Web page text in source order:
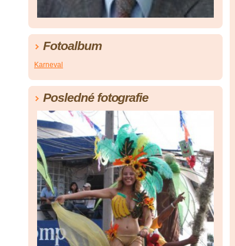
Fotoalbum
Karneval
Posledné fotografie